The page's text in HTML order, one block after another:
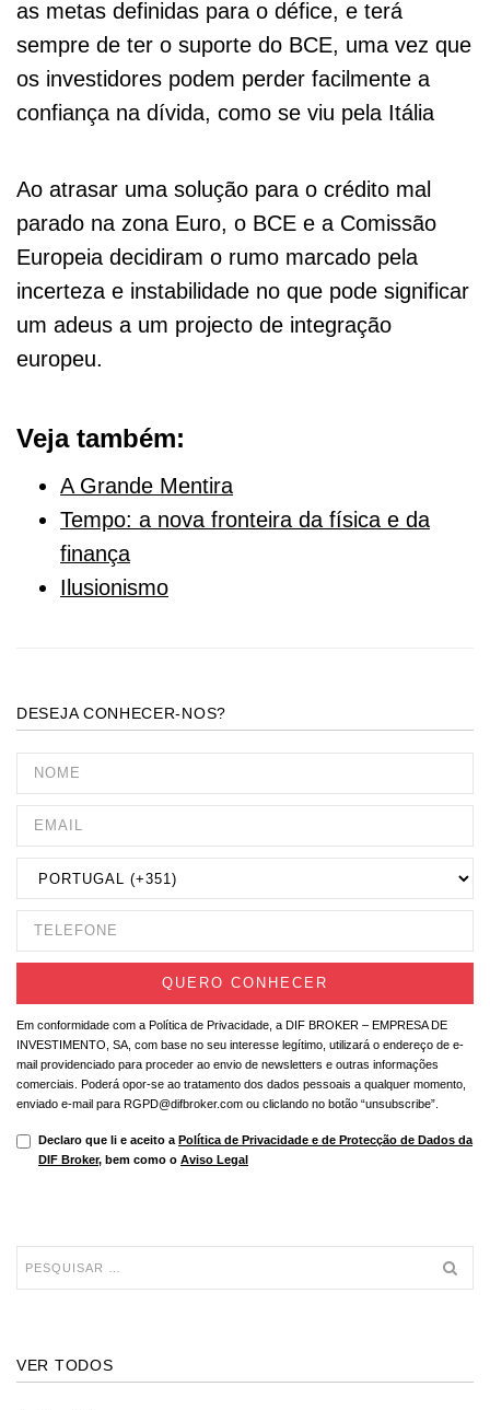
as metas definidas para o défice, e terá
sempre de ter o suporte do BCE, uma vez que
os investidores podem perder facilmente a
confiança na dívida, como se viu pela Itália
Ao atrasar uma solução para o crédito mal
parado na zona Euro, o BCE e a Comissão
Europeia decidiram o rumo marcado pela
incerteza e instabilidade no que pode significar
um adeus a um projecto de integração
europeu.
Veja também:
A Grande Mentira
Tempo: a nova fronteira da física e da
finança
Ilusionismo
DESEJA CONHECER-NOS?
Em conformidade com a Política de Privacidade, a DIF BROKER – EMPRESA DE
INVESTIMENTO, SA, com base no seu interesse legítimo, utilizará o endereço de e-
mail providenciado para proceder ao envio de newsletters e outras informações
comerciais. Poderá opor-se ao tratamento dos dados pessoais a qualquer momento,
enviado e-mail para RGPD@difbroker.com ou cliclando no botão “unsubscribe”.
Declaro que li e aceito a Política de Privacidade e de Protecção de Dados da
DIF Broker, bem como o Aviso Legal
VER TODOS